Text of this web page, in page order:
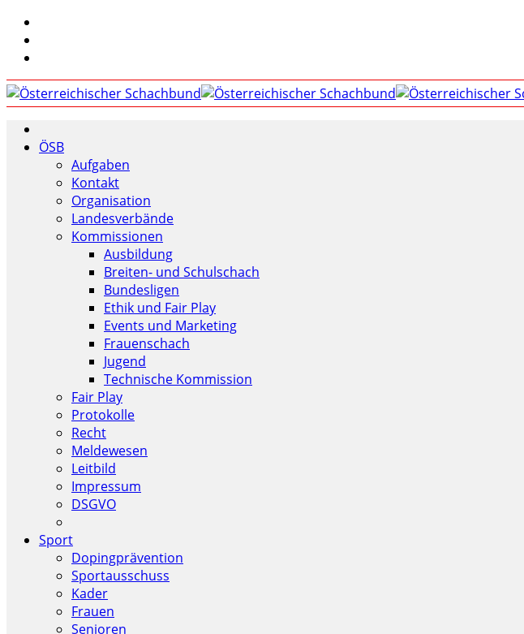
ÖSB
Aufgaben
Kontakt
Organisation
Landesverbände
Kommissionen
Ausbildung
Breiten- und Schulschach
Bundesligen
Ethik und Fair Play
Events und Marketing
Frauenschach
Jugend
Technische Kommission
Fair Play
Protokolle
Recht
Meldewesen
Leitbild
Impressum
DSGVO
Sport
Dopingprävention
Sportausschuss
Kader
Frauen
Senioren